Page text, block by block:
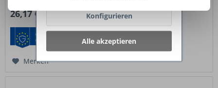
26,17 € *
Merken
Konfigurieren
Alle akzeptieren